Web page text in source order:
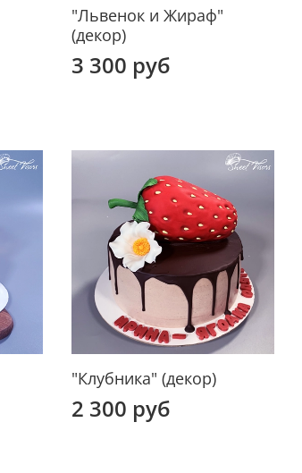
"Львенок и Жираф"
(декор)
3 300 руб
"Клубника" (декор)
2 300 руб